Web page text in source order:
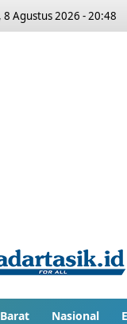
8 Agustus 2026 - 20:48
Nasional